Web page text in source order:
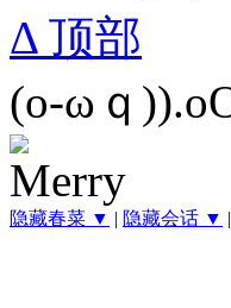
Δ 顶部
(o-ωｑ
隐藏春菜 ▼ | 隐藏会话 ▼ |